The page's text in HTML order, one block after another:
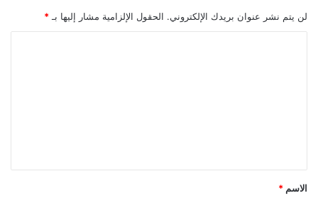
لن يتم نشر عنوان بريدك الإلكتروني. الحقول الإلزامية مشار إليها بـ *
ق
*
الاسم *